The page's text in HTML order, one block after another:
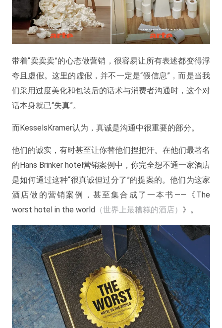
带着“卖卖卖”的心态做营销，很容易让所有表述都变得浮
夸且虚假。这里的虚假，并不一定是“假信息”，而是当我
们采用过度美化和包装后的话术与消费者沟通时，这个对
话本身就已“失真”。
而KesselsKramer认为，真诚是沟通中很重要的部分。
他们的诚实，有时甚至让你替他们捏把汗。在他们最著名
的Hans Brinker hotel营销案例中，你完全想不通一家酒店
是如何通过这种“很真诚但过分了”的提案的。他们为这家
酒店做的营销案例，甚至集合成了一本书——《The
worst hotel in the world （世界上最糟糕的酒店） 》。